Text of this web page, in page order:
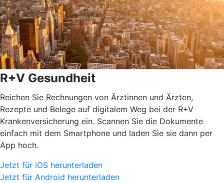
R+V Gesundheit
Reichen Sie Rechnungen von Ärztinnen und Ärzten,
Rezepte und Belege auf digitalem Weg bei der R+V
Krankenversicherung ein. Scannen Sie die Dokumente
einfach mit dem Smartphone und laden Sie sie dann per
App hoch.
Jetzt für iOS herunterladen
Jetzt für Android herunterladen